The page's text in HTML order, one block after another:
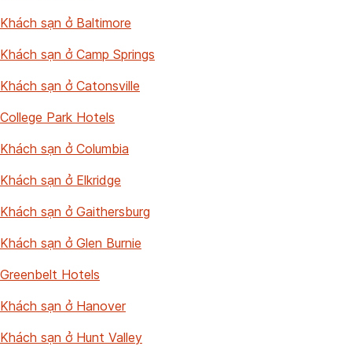
Khách sạn ở Baltimore
Khách sạn ở Camp Springs
Khách sạn ở Catonsville
College Park Hotels
Khách sạn ở Columbia
Khách sạn ở Elkridge
Khách sạn ở Gaithersburg
Khách sạn ở Glen Burnie
Greenbelt Hotels
Khách sạn ở Hanover
Khách sạn ở Hunt Valley